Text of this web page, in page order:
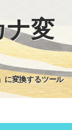
変
に変換するツール